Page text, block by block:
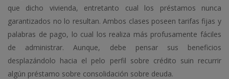
que dicho vivienda, entretanto cual los préstamos nunca
garantizados no lo resultan. Ambos clases poseen tarifas fijas y
palabras de pago, lo cual los realiza más profusamente fáciles
de administrar. Aunque, debe pensar sus beneficios
desplazándolo hacia el pelo perfil sobre crédito suin recurrir
algún préstamo sobre consolidación sobre deuda.